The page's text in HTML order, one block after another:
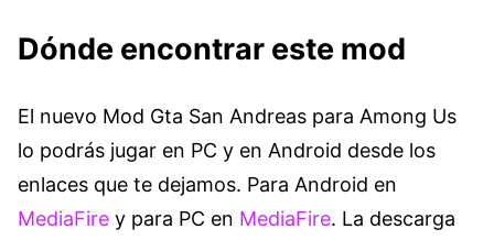
Dónde encontrar este mod
El nuevo Mod Gta San Andreas para Among Us
lo podrás jugar en PC y en Android desde los
enlaces que te dejamos. Para Android en
MediaFire y para PC en MediaFire. La descarga